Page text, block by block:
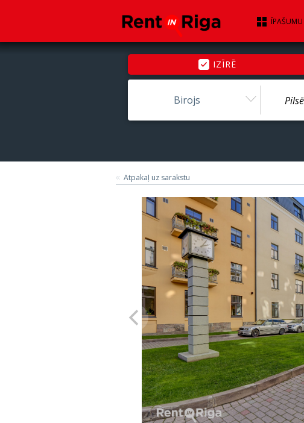
IZĪRĒ
Birojs
Atpakaļ uz sarakstu